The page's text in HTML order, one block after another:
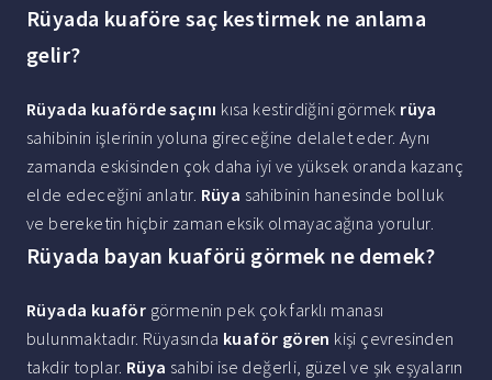
Rüyada kuaföre saç kestirmek ne anlama
gelir?
Rüyada kuaförde saçını kısa kestirdiğini görmek rüya
sahibinin işlerinin yoluna gireceğine delalet eder. Aynı
zamanda eskisinden çok daha iyi ve yüksek oranda kazanç
elde edeceğini anlatır. Rüya sahibinin hanesinde bolluk
ve bereketin hiçbir zaman eksik olmayacağına yorulur.
Rüyada bayan kuaförü görmek ne demek?
Rüyada kuaför görmenin pek çok farklı manası
bulunmaktadır. Rüyasında kuaför gören kişi çevresinden
takdir toplar. Rüya sahibi ise değerli, güzel ve şık eşyaların